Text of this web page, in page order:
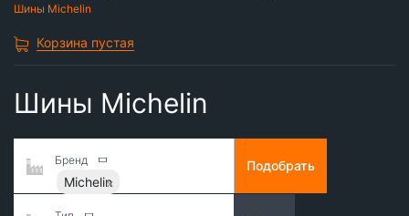
Шины Michelin
Корзина пустая
Шины Michelin
Бренд
Michelin
Подобрать